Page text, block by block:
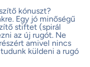
kónuszt?
Egy jó minőségű
stiftet (spirál
az új rugót. Ne
amivel nincs
küldeni a rugó